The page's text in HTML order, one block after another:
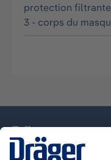
protection filtrante
3 - corps du